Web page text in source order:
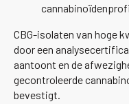
CBG-isolaten van hoge
door een
aantoont en de
gecontroleerde
bevestigt.